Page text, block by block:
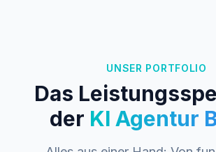
UNSER PORTFOLIO
Das
der KI Agentur